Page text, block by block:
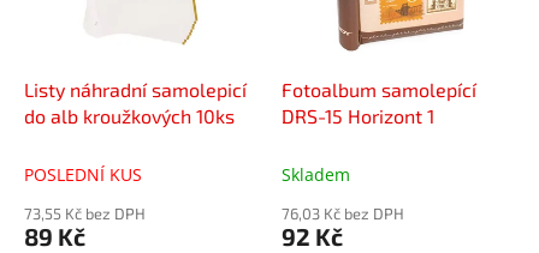
Listy náhradní samolepicí
do alb kroužkových 10ks
POSLEDNÍ KUS
73,55 Kč bez DPH
89 Kč
Fotoalbum samolepící
DRS-15 Horizont 1
Skladem
76,03 Kč bez DPH
92 Kč